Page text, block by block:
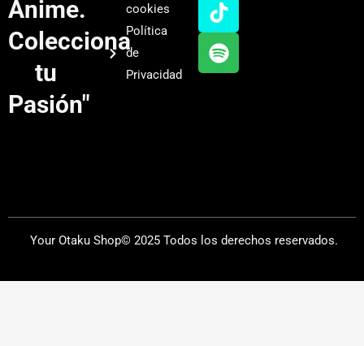
Anime.
Colecciona
tu
Pasión"
cookies
Política
de
Privacidad
b
e
g
r
a
k
f
y
Your Otaku Shop© 2025 Todos los derechos reservados.